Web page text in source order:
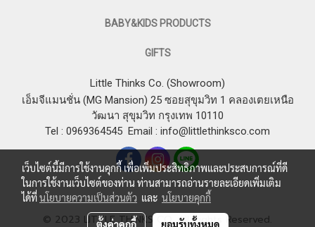
BABY&KIDS PRODUCTS
GIFTS
Little Thinks Co. (Showroom)
เอ็มจีแมนชั่น (MG Mansion) 25 ซอยสุขุมวิท 1 คลองเตยเหนือ
วัฒนา สุขุมวิท กรุงเทพ 10110
Tel : 0969364545 Email : info@littlethinksco.com
© 2023 LITTLE THINKS CO. All Rights Reserved.
เว็บไซต์นี้มีการใช้งานคุกกี้ เพื่อเพิ่มประสิทธิภาพและประสบการณ์ที่ดี
ในการใช้งานเว็บไซต์ของท่าน ท่านสามารถอ่านรายละเอียดเพิ่มเติม
ได้ที่นโยบายความเป็นส่วนตัว และ นโยบายคุกกี้
ตั้งค่าคุกกี้ ยอมรับทั้งหมด